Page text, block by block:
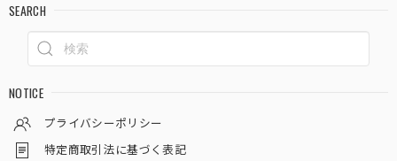
SEARCH
NOTICE
プライバシーポリシー
特定商取引法に基づく表記